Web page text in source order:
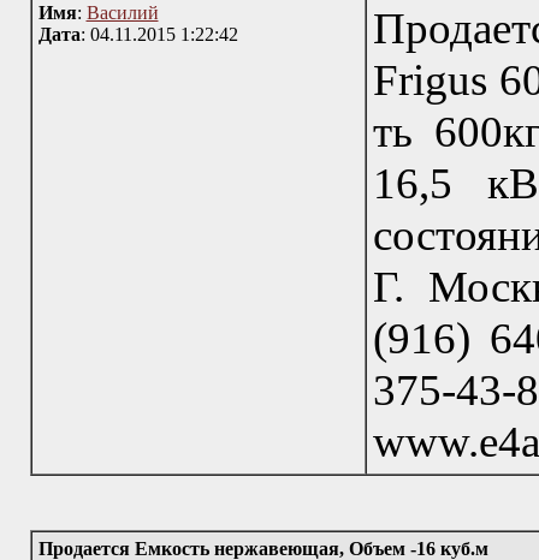
Имя: Василий
Дата: 04.11.2015 1:22:42
Frigus
ть
16,5
Г.
(916)
375-
Продается Емкость нержавеющая, Объем -16 куб.м